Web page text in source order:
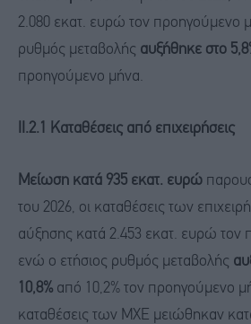
2.080 εκατ. ευρώ τον προηγούμενο
ρυθμός μεταβολής αυξήθηκε στο
προηγούμενο μήνα.
ΙΙ.2.1 Καταθέσεις από επιχειρήσεις
Μείωση κατά 935 εκατ. ευρώ
του 2026, οι καταθέσεις των
αύξησης κατά 2.453 εκατ. ευρώ τον
ενώ ο ετήσιος ρυθμός μεταβολής
10,8% από 10,2% τον προηγούμενο
καταθέσεις των MXE μειώθηκαν